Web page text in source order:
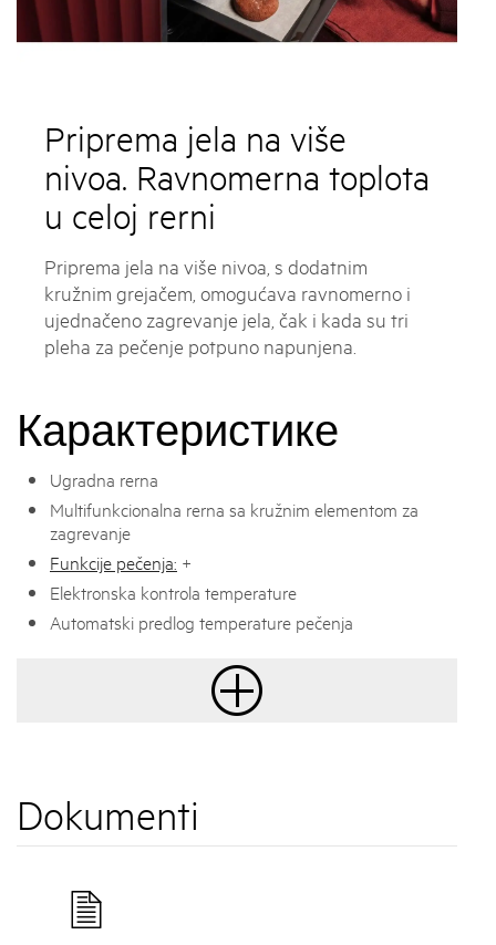
Priprema jela na više
nivoa. Ravnomerna toplota
u celoj rerni
Priprema jela na više nivoa, s dodatnim
kružnim grejačem, omogućava ravnomerno i
ujednačeno zagrevanje jela, čak i kada su tri
pleha za pečenje potpuno napunjena.
Карактеристике
Ugradna rerna
Multifunkcionalna rerna sa kružnim elementom za
zagrevanje
Funkcije pečenja: +
Elektronska kontrola temperature
Automatski predlog temperature pečenja
Dokumenti